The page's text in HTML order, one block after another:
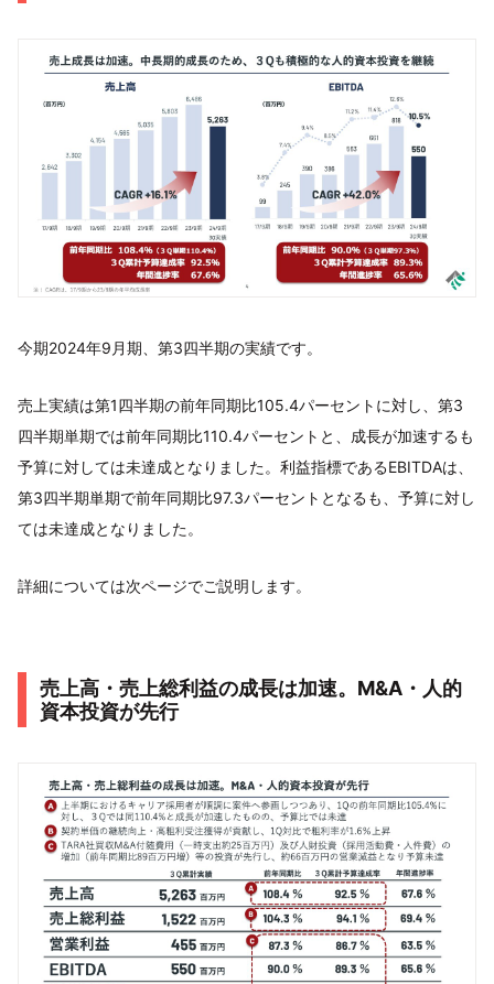
今期2024年9月期、第3四半期の実績です。
売上実績は第1四半期の前年同期比105.4パーセントに対し、第3
四半期単期では前年同期比110.4パーセントと、成長が加速するも
予算に対しては未達成となりました。利益指標であるEBITDAは、
第3四半期単期で前年同期比97.3パーセントとなるも、予算に対し
ては未達成となりました。
詳細については次ページでご説明します。
売上高・売上総利益の成長は加速。M&A・人的
資本投資が先行